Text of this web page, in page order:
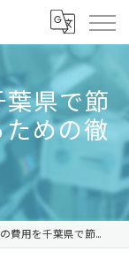
県で節
めの徹
節約し安心して依頼するための徹底ガイド